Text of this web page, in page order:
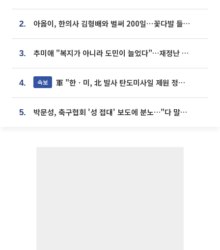
2. 아옳이, 한의사 김형배와 벌써 200일⋯꽃다발 들고 "프러포즈 아냐"
3. 추미애 "복지가 아니라 도민이 늘었다"…재정난 책임론 정면돌파
4. 속보 軍 "한ㆍ미, 北 발사 탄도미사일 제원 정밀분석 중"
5. 박문성, 축구협회 '성 접대' 보도에 분노…"다 말아먹으려고 작정했나"